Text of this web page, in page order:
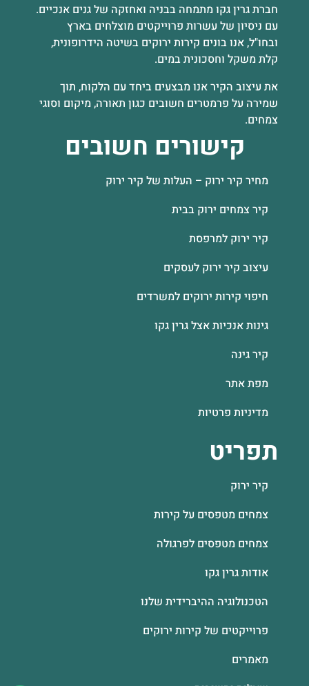
חברת גרין גקו מתמחה בבניה ואחזקה של גנים אנכיים.
עם ניסיון של עשרות פרוייקטים מוצלחים בארץ
ובחו"ל, אנו בונים קירות ירוקים בשיטה הידרופונית,
קלת משקל וחסכונית במים.
את עיצוב הקיר אנו מבצעים ביחד עם הלקוח, תוך
שמירה על פרמטרים חשובים כגון תאורה, מיקום וסוגי
צמחים.
קישורים חשובים
מחיר קיר ירוק – העלות של קיר ירוק
קיר צמחים ירוק בבית
קיר ירוק למרפסת
עיצוב קיר ירוק לעסקים
חיפוי קירות ירוקים למשרדים
גינות אנכיות אצל גרין גקו
קיר גינה
מפת אתר
מדיניות פרטיות
תפריט
קיר ירוק
צמחים מטפסים על קירות
צמחים מטפסים לפרגולה
אודות גרין גקו
הטכנולוגיה ההיברידית שלנו
פרוייקטים של קירות ירוקים
מאמרים